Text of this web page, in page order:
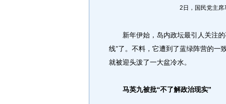
2日，国民党主席
新年伊始，岛内政坛最引人关注的
线”了。不料，它遭到了蓝绿阵营的一
就被迎头泼了一大盆冷水。
马英九被批“不了解政治现实”